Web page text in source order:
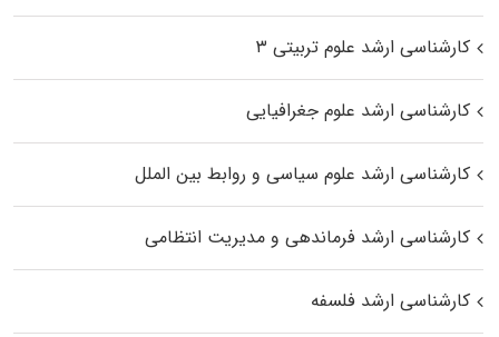
کارشناسی ارشد علوم تربیتی ۳
کارشناسی ارشد علوم جغرافیایی
کارشناسی ارشد علوم سیاسی و روابط بین الملل
کارشناسی ارشد فرماندهی و مدیریت انتظامی
کارشناسی ارشد فلسفه